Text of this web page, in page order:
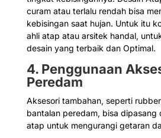
curam atau terlalu rendah bisa
kebisingan saat hujan. Untuk itu
ahli atap atau arsitek handal,
desain yang terbaik dan Optimal.
4. Penggunaan
Peredam
Aksesori tambahan, seperti
bantalan peredam, bisa dipasang
atap untuk mengurangi getaran